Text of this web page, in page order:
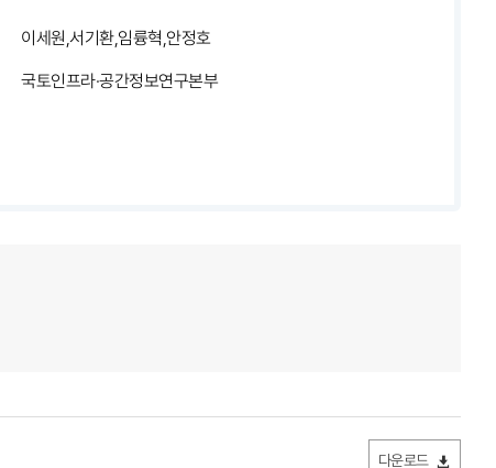
이세원,서기환,임륭혁,안정호
국토인프라·공간정보연구본부
다운로드